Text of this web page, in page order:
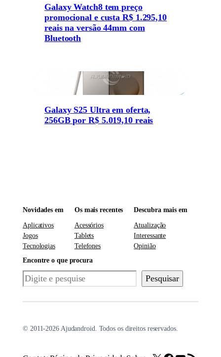
Galaxy Watch8 tem preço
promocional e custa R$ 1.295,10
reais na versão 44mm com
Bluetooth
Galaxy S25 Ultra em oferta,
256GB por R$ 5.019,10 reais
Novidades em
Aplicativos
Jogos
Tecnologias
Os mais recentes
Acessórios
Tablets
Telefones
Descubra mais em
Atualização
Interessante
Opinião
Encontre o que procura
Pesquisar Pesquisar
© 2011-2026 Ajudandroid. Todos os direitos reservados.